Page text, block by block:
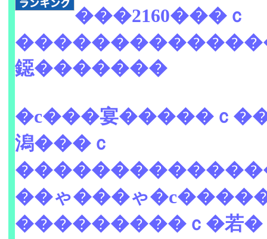
���2160���ｃ
鐚�������
�с���宴�����ｃ
潟���ｃ
��ゃ���ゃ
���������ｃ�若�